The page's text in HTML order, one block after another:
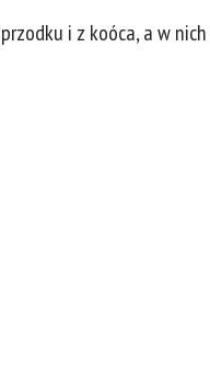
i z koóca, a w